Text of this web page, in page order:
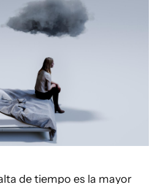
de tiempo es la mayor